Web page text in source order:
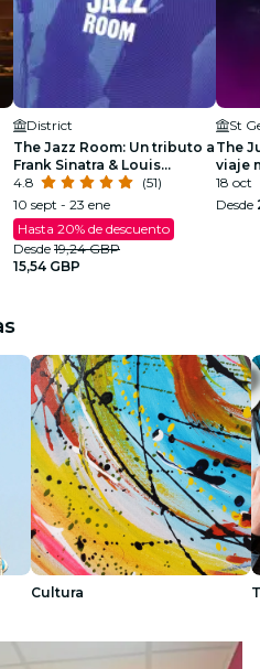
District
The Jazz Room: Un tributo a
Frank Sinatra & Louis
Armstrong
4.8
(51)
10 sept - 23 ene
Hasta 20% de descuento
Desde 19,24 GBP
15,54 GBP
St
The
viaje
18 oct
Desde
Cultura